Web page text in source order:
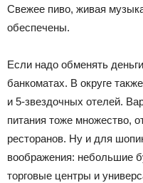
Свежее пиво, живая
обеспечены.
Если надо обменять
банкоматах. В округе
и 5-звездочных отелей.
питания тоже множество,
ресторанов. Ну и для
воображения: небольшие
торговые центры и